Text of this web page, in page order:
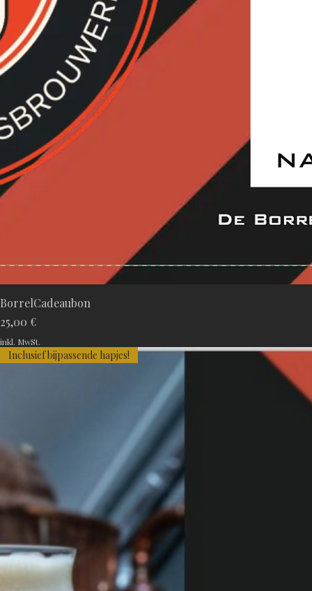
BorrelCadeaubon
Preis
25,00 €
inkl. MwSt.
Inclusief bijpassende hapjes!